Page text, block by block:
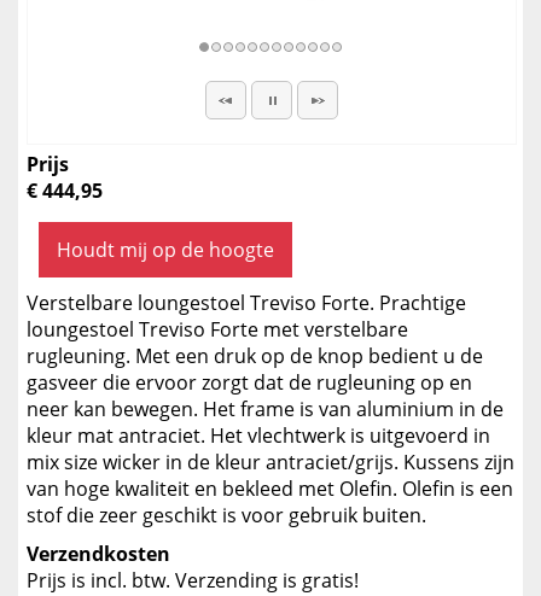
Prijs
€ 444,95
Houdt mij op de hoogte
Verstelbare loungestoel Treviso Forte. Prachtige
loungestoel Treviso Forte met verstelbare
rugleuning. Met een druk op de knop bedient u de
gasveer die ervoor zorgt dat de rugleuning op en
neer kan bewegen. Het frame is van aluminium in de
kleur mat antraciet. Het vlechtwerk is uitgevoerd in
mix size wicker in de kleur antraciet/grijs. Kussens zijn
van hoge kwaliteit en bekleed met Olefin. Olefin is een
stof die zeer geschikt is voor gebruik buiten.
Verzendkosten
Prijs is incl. btw. Verzending is gratis!